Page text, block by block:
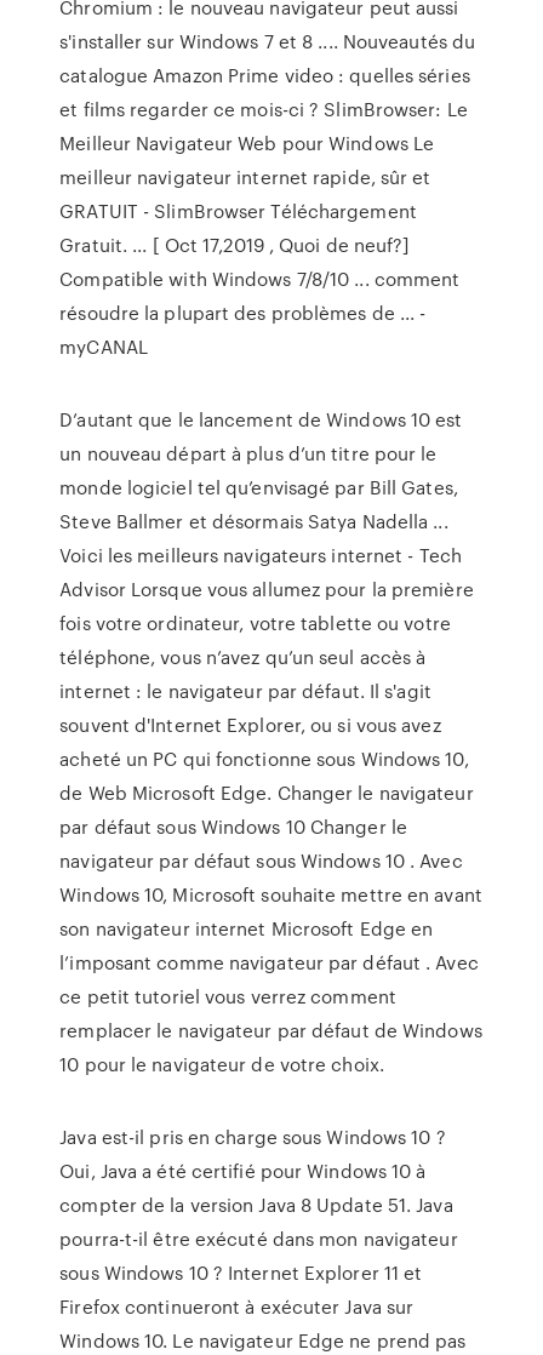
Chromium : le nouveau navigateur peut aussi
s'installer sur Windows 7 et 8 .... Nouveautés du
catalogue Amazon Prime video : quelles séries
et films regarder ce mois-ci ? SlimBrowser: Le
Meilleur Navigateur Web pour Windows Le
meilleur navigateur internet rapide, sûr et
GRATUIT - SlimBrowser Téléchargement
Gratuit. ... [ Oct 17,2019 , Quoi de neuf?]
Compatible with Windows 7/8/10 ... comment
résoudre la plupart des problèmes de ... -
myCANAL
D’autant que le lancement de Windows 10 est
un nouveau départ à plus d’un titre pour le
monde logiciel tel qu’envisagé par Bill Gates,
Steve Ballmer et désormais Satya Nadella ...
Voici les meilleurs navigateurs internet - Tech
Advisor Lorsque vous allumez pour la première
fois votre ordinateur, votre tablette ou votre
téléphone, vous n’avez qu’un seul accès à
internet : le navigateur par défaut. Il s'agit
souvent d'Internet Explorer, ou si vous avez
acheté un PC qui fonctionne sous Windows 10,
de Web Microsoft Edge. Changer le navigateur
par défaut sous Windows 10 Changer le
navigateur par défaut sous Windows 10 . Avec
Windows 10, Microsoft souhaite mettre en avant
son navigateur internet Microsoft Edge en
l’imposant comme navigateur par défaut . Avec
ce petit tutoriel vous verrez comment
remplacer le navigateur par défaut de Windows
10 pour le navigateur de votre choix.
Java est-il pris en charge sous Windows 10 ?
Oui, Java a été certifié pour Windows 10 à
compter de la version Java 8 Update 51. Java
pourra-t-il être exécuté dans mon navigateur
sous Windows 10 ? Internet Explorer 11 et
Firefox continueront à exécuter Java sur
Windows 10. Le navigateur Edge ne prend pas